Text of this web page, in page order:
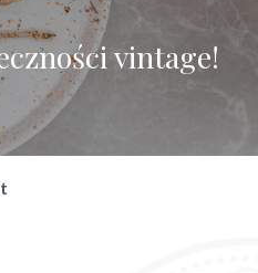
vintage!